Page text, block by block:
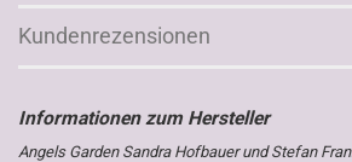
Kundenrezensionen
Angels Garden Sandra Hofbauer und Stefan